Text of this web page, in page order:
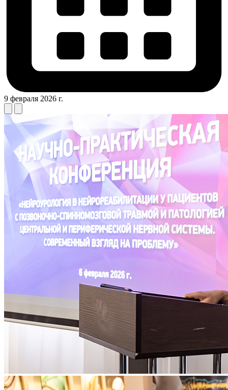
9 февраля 2026 г.